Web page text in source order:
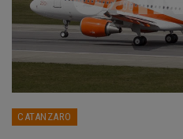
CATANZARO